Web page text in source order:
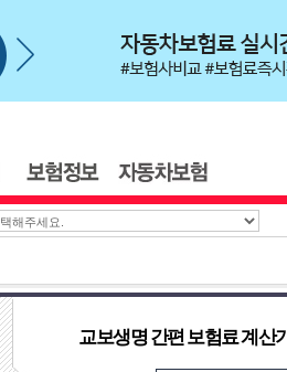
교보생명 간편 보험료 계산기